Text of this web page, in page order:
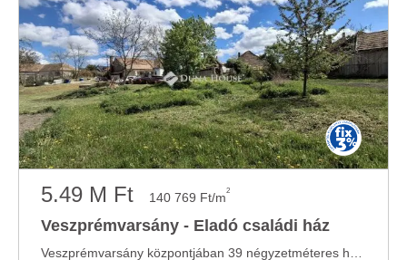
5.49 M Ft 140 769 Ft/m2
Veszprémvarsány - Eladó családi ház